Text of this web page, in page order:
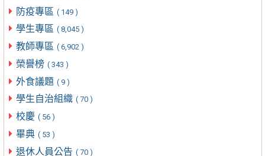
防疫專區 ( 149 )
學生專區 ( 8,045 )
教師專區 ( 6,902 )
榮譽榜 ( 343 )
外食議題 ( 9 )
學生自治組織 ( 70 )
校慶 ( 56 )
畢典 ( 53 )
退休人員公告 ( 70 )